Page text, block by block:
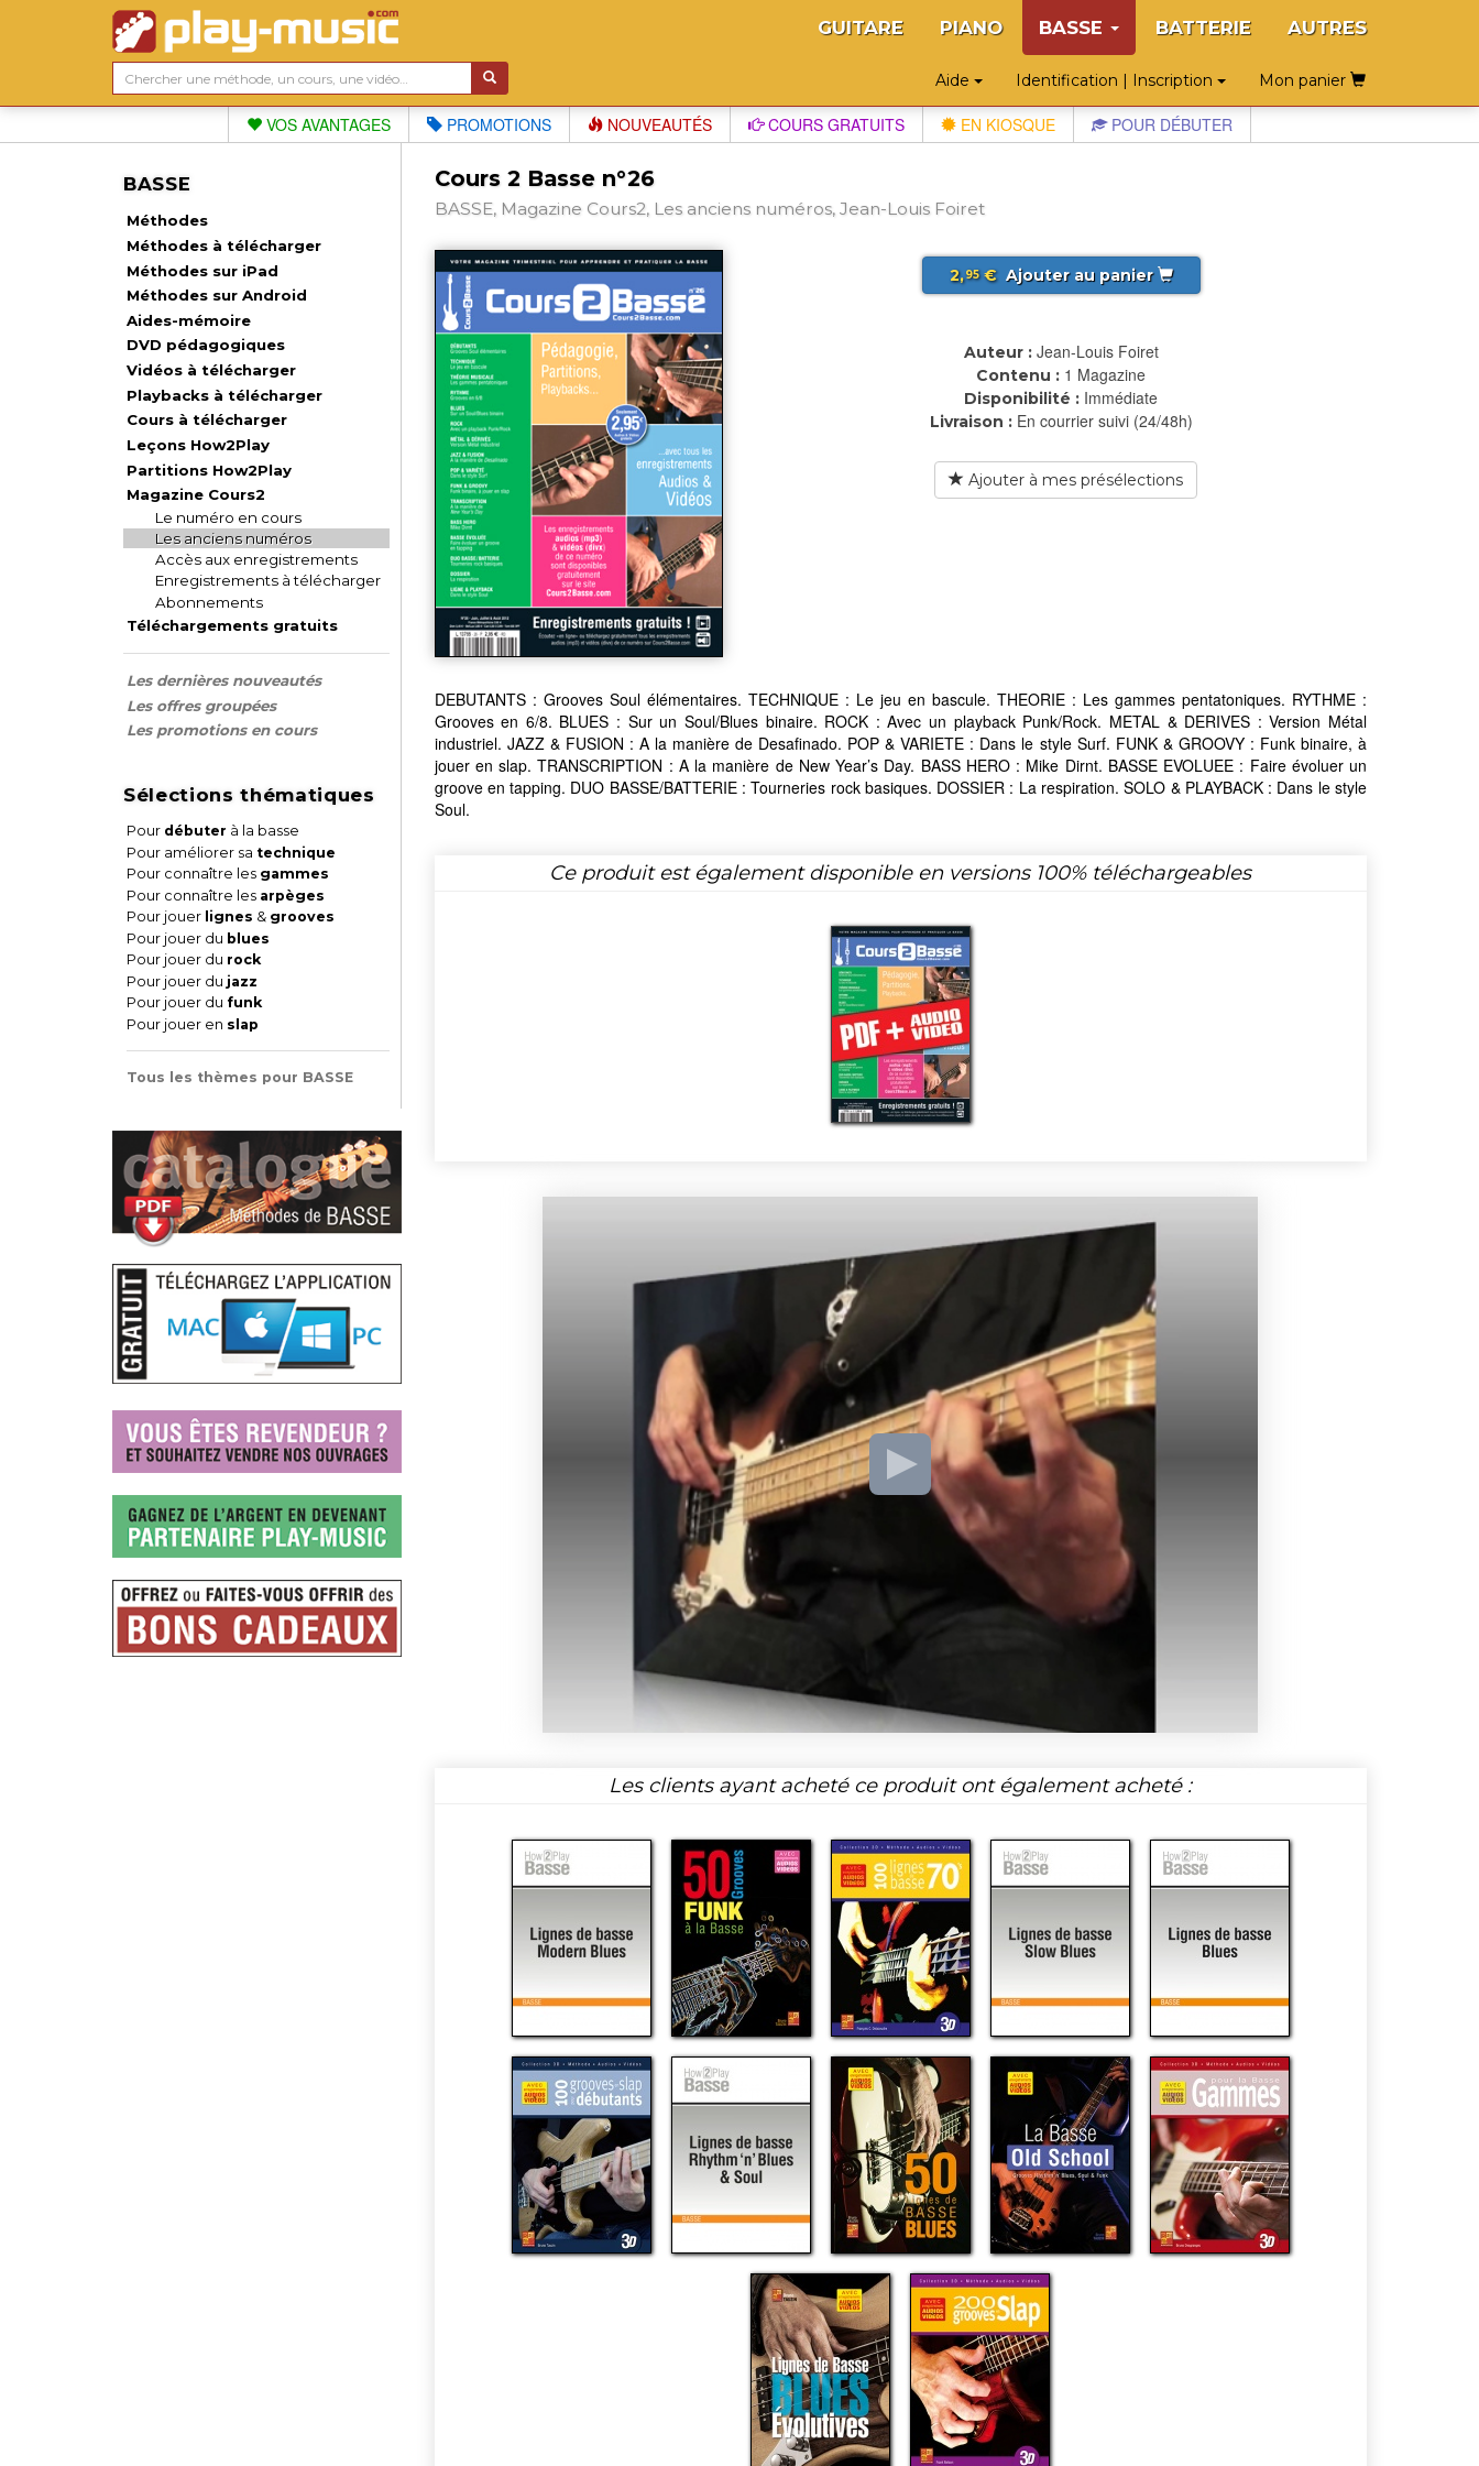
GUITARE PIANO BASSE BATTERIE AUTRES
Aide Identification | Inscription Mon panier
VOS AVANTAGES PROMOTIONS NOUVEAUTÉS COURS GRATUITS EN KIOSQUE POUR DÉBUTER
BASSE
Méthodes
Méthodes à télécharger
Méthodes sur iPad
Méthodes sur Android
Aides-mémoire
DVD pédagogiques
Vidéos à télécharger
Playbacks à télécharger
Cours à télécharger
Leçons How2Play
Partitions How2Play
Magazine Cours2
Le numéro en cours
Les anciens numéros
Accès aux enregistrements
Enregistrements à télécharger
Abonnements
Téléchargements gratuits
Les dernières nouveautés
Les offres groupées
Les promotions en cours
Sélections thématiques
Pour débuter à la basse
Pour améliorer sa technique
Pour connaître les gammes
Pour connaître les arpèges
Pour jouer lignes & grooves
Pour jouer du blues
Pour jouer du rock
Pour jouer du jazz
Pour jouer du funk
Pour jouer en slap
Tous les thèmes pour BASSE
Cours 2 Basse n°26
BASSE, Magazine Cours2, Les anciens numéros, Jean-Louis Foiret
2,95€ Ajouter au panier
Auteur : Jean-Louis Foiret
Contenu : 1 Magazine
Disponibilité : Immédiate
Livraison : En courrier suivi (24/48h)
Ajouter à mes présélections
DEBUTANTS : Grooves Soul élémentaires. TECHNIQUE : Le jeu en bascule. THEORIE : Les gammes pentatoniques. RYTHME :
Grooves en 6/8. BLUES : Sur un Soul/Blues binaire. ROCK : Avec un playback Punk/Rock. METAL & DERIVES : Version Métal
industriel. JAZZ & FUSION : A la manière de Desafinado. POP & VARIETE : Dans le style Surf. FUNK & GROOVY : Funk binaire, à
jouer en slap. TRANSCRIPTION : A la manière de New Year’s Day. BASS HERO : Mike Dirnt. BASSE EVOLUEE : Faire évoluer un
groove en tapping. DUO BASSE/BATTERIE : Tourneries rock basiques. DOSSIER : La respiration. SOLO & PLAYBACK : Dans le style
Soul.
Ce produit est également disponible en versions 100% téléchargeables
Les clients ayant acheté ce produit ont également acheté :